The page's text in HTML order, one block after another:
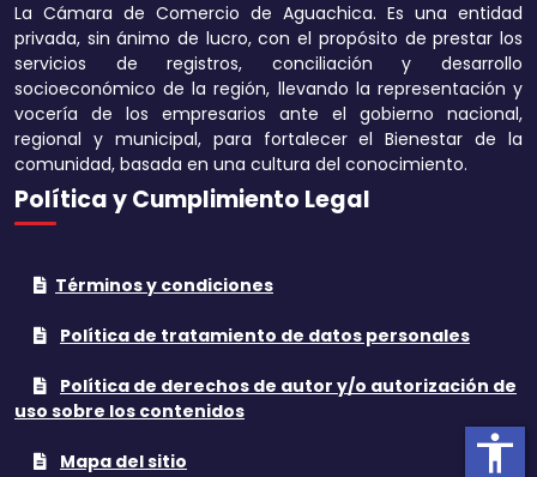
La Cámara de Comercio de Aguachica. Es una entidad
privada, sin ánimo de lucro, con el propósito de prestar los
servicios de registros, conciliación y desarrollo
socioeconómico de la región, llevando la representación y
vocería de los empresarios ante el gobierno nacional,
regional y municipal, para fortalecer el Bienestar de la
comunidad, basada en una cultura del conocimiento.
Política y Cumplimiento Legal
Términos y condiciones
Política de tratamiento de datos personales
Política de derechos de autor y/o autorización de
uso sobre los contenidos
Mapa del sitio accessibility
Aumentar el
texto
Disminuir el
texto
Aumentar la
Tonos grises
Subrayar enlaces
Cursor grande